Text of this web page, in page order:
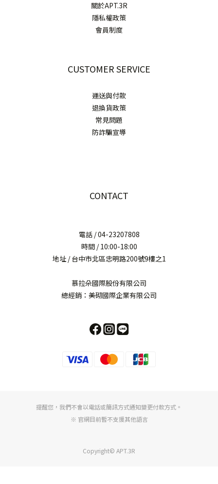
關於APT.3R
隱私權政策
會員制度
CUSTOMER SERVICE
運送與付款
退換貨政策
常見問題
防詐騙宣導
CONTACT
電話 / 04-23207808
時間 / 10:00-18:00
地址 / 台中市北區忠明路200號9樓之1
慕拉朵國際股份有限公司
總經銷：美砌國際企業有限公司
提醒您，我們不會以電話或簡訊方式通知變更付款方式。
※ 官網目前暫不支援其他語言
Copyright© APT.3R